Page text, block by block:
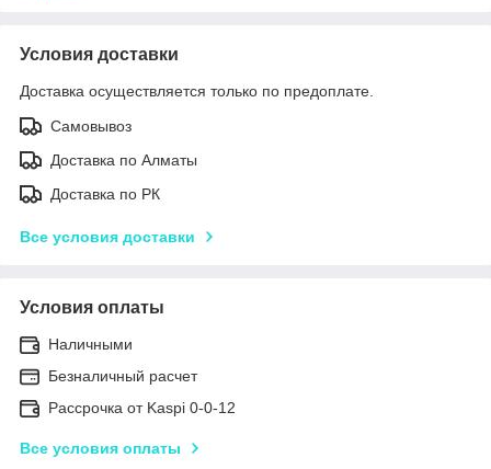
Условия доставки
Доставка осуществляется только по предоплате.
Самовывоз
Доставка по Алматы
Доставка по РК
Все условия доставки
Условия оплаты
Наличными
Безналичный расчет
Рассрочка от Kaspi 0-0-12
Все условия оплаты